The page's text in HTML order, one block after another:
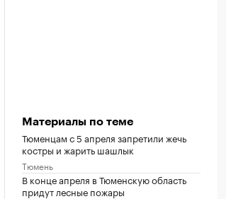
Материалы по теме
Тюменцам с 5 апреля запретили жечь
костры и жарить шашлык
Тюмень
В конце апреля в Тюменскую область
придут лесные пожары